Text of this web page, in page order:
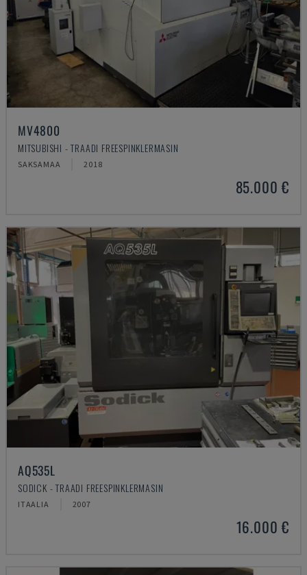
MV4800
MITSUBISHI - TRAADI FREESPINKLERMASIN
SAKSAMAA 2018
85.000 €
AQ535L
SODICK - TRAADI FREESPINKLERMASIN
ITAALIA 2007
16.000 €